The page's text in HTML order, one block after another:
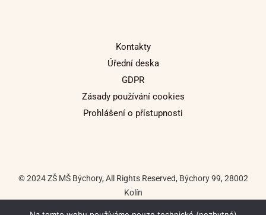
Kontakty
Úřední deska
GDPR
Zásady používání cookies
Prohlášení o přístupnosti
© 2024 ZŠ MŠ Býchory, All Rights Reserved, Býchory 99, 28002
Kolín